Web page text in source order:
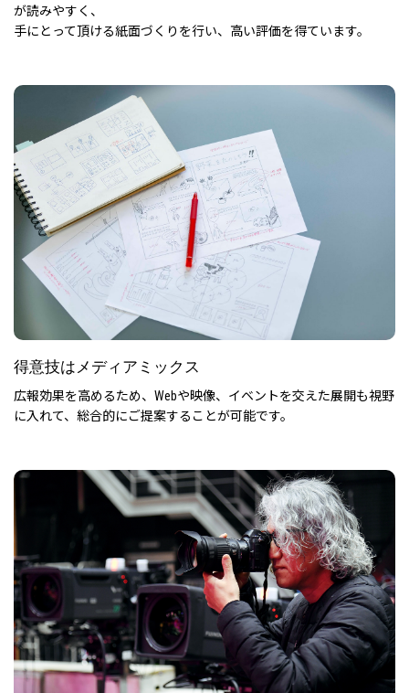
が読みやすく、
手にとって頂ける紙面づくりを行い、高い評価を得ています。
得意技はメディアミックス
広報効果を高めるため、 Webや映像、イベントを交えた展開も視野
に入れて、 総合的にご提案することが可能です。